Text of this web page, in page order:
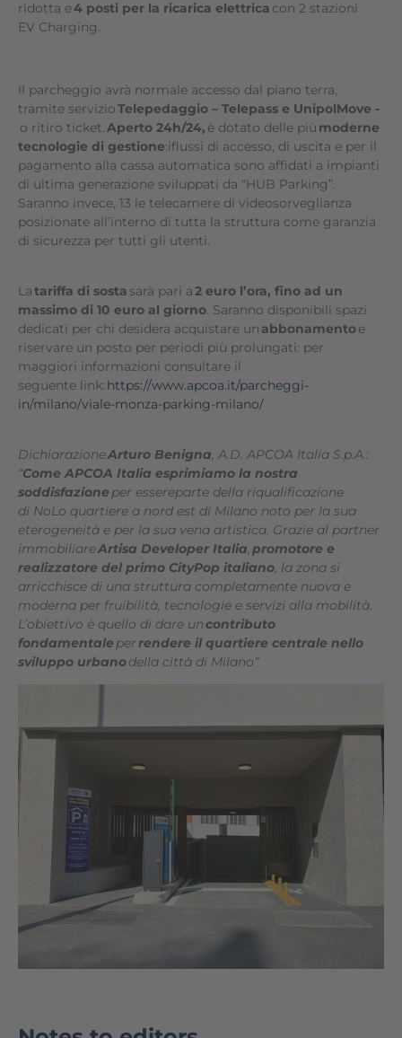
ridotta e4 posti per la ricarica elettrica con 2 stazioni
EV Charging.
Il parcheggio avrà normale accesso dal piano terra,
tramite servizioTelepedaggio – Telepass e UnipolMove -
o ritiro ticket.Aperto 24h/24, è dotato delle più moderne
tecnologie di gestione:iflussi di accesso, di uscita e per il
pagamento alla cassa automatica sono affidati a impianti
di ultima generazione sviluppati da “HUB Parking”.
Saranno invece, 13 le telecamere di videosorveglianza
posizionate all’interno di tutta la struttura come garanzia
di sicurezza per tutti gli utenti.
Latariffa di sosta sarà pari a2 euro l’ora, fino ad un
massimo di 10 euro al giorno. Saranno disponibili spazi
dedicati per chi desidera acquistare un abbonamentoe
riservare un posto per periodi più prolungati: per
maggiori informazioni consultare il
seguente link: https://www.apcoa.it/parcheggi-
in/milano/viale-monza-parking-milano/
DichiarazioneArturo Benigna, A.D. APCOA Italia S.p.A.:
“Come APCOA Italia esprimiamo la nostra
soddisfazione per essereparte della riqualificazione
di NoLo quartiere a nord est di Milano noto per la sua
eterogeneità e per la sua vena artistica. Grazie al partner
immobiliareArtisa Developer Italia,promotore e
realizzatore del primo CityPop italiano, la zona si
arricchisce di una struttura completamente nuova e
moderna per fruibilità, tecnologie e servizi alla mobilità.
L’obiettivo è quello di dare uncontributo
fondamentale perrendere il quartiere centrale nello
sviluppo urbanodella città di Milano”